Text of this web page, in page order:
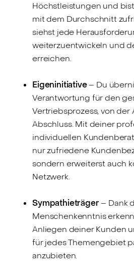
Höchstleistungen und
mit dem Durchschnitt
siehst jede
weiterzuentwickeln und
erreichen.
Eigeninitiative– Du
Verantwortung für den
Vertriebsprozess, von der
Abschluss. Mit deiner
individuellen
nur zufriedene
sondern erweiterst auch
Netzwerk.
Sympathieträger– Dank
Menschenkenntnis
Anliegen deiner Kunden
für jedes Themengebiet
anzubieten.